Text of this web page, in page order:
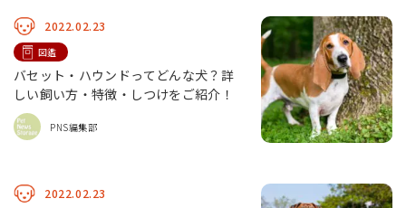
2022.02.23
図鑑
バセット・ハウンドってどんな犬？詳
しい飼い方・特徴・しつけをご紹介！
PNS編集部
2022.02.23